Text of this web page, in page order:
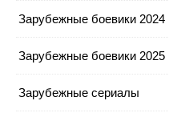
Зарубежные боевики 2024
Зарубежные боевики 2025
Зарубежные сериалы